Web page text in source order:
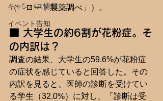
キャンパス情報
イベント告知
（「ロート製薬調べ」）。
■ 大学生の約6割が花粉症。そ
の内訳は？
調査の結果、大学生の59.6%が花粉症
の症状を感じていると回答した。その
内訳を見ると、医師の診断を受けてい
る学生（32.0%）に対し、「診断は受